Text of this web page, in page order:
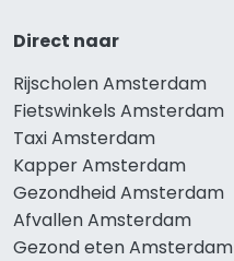
Direct naar
Rijscholen Amsterdam
Fietswinkels Amsterdam
Taxi Amsterdam
Kapper Amsterdam
Gezondheid Amsterdam
Afvallen Amsterdam
Gezond eten Amsterdam